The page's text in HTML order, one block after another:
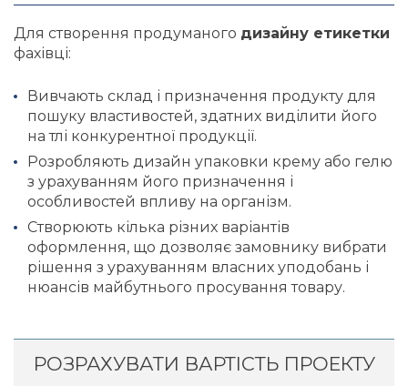
Для створення продуманого дизайну етикетки
фахівці:
Вивчають склад і призначення продукту для
пошуку властивостей, здатних виділити його
на тлі конкурентної продукції.
Розробляють дизайн упаковки крему або гелю
з урахуванням його призначення і
особливостей впливу на організм.
Створюють кілька різних варіантів
оформлення, що дозволяє замовнику вибрати
рішення з урахуванням власних уподобань і
нюансів майбутнього просування товару.
РОЗРАХУВАТИ ВАРТІСТЬ ПРОЕКТУ